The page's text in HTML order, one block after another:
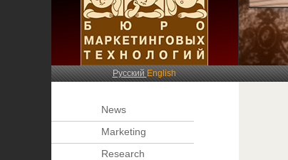
РусскийEnglish
News
Marketing
Research